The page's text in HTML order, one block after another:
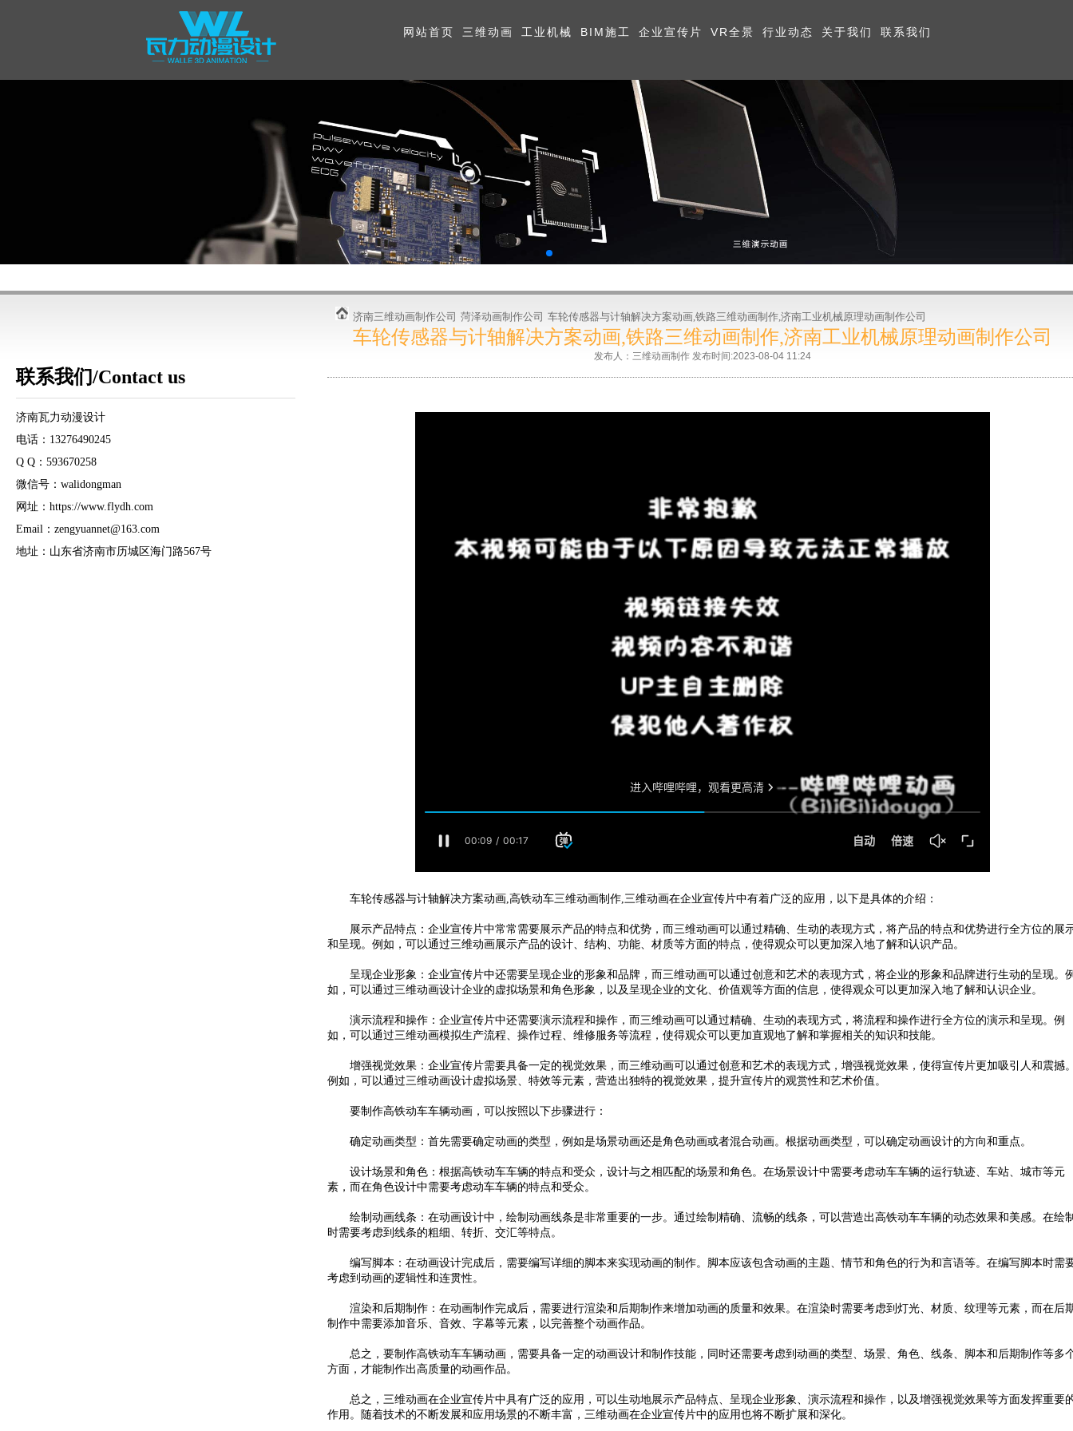
网站首页 三维动画 工业机械 BIM施工 企业宣传片 VR全景 行业动态 关于我们 联系我们
联系我们/Contact us
济南瓦力动漫设计
电话：13276490245
Q Q：593670258
微信号：walidongman
网址：https://www.flydh.com
Email：zengyuannet@163.com
地址：山东省济南市历城区海门路567号
济南三维动画制作公司 菏泽动画制作公司 车轮传感器与计轴解决方案动画,铁路三维动画制作,济南工业机械原理动画制作公司
车轮传感器与计轴解决方案动画,铁路三维动画制作,济南工业机械原理动画制作公司
发布人：三维动画制作 发布时间:2023-08-04 11:24
车轮传感器与计轴解决方案动画,高铁动车三维动画制作,三维动画在企业宣传片中有着广泛的应用，以下是具体的介绍：
展示产品特点：企业宣传片中常常需要展示产品的特点和优势，而三维动画可以通过精确、生动的表现方式，将产品的特点和优势进行全方位的展
和呈现。例如，可以通过三维动画展示产品的设计、结构、功能、材质等方面的特点，使得观众可以更加深入地了解和认识产品。
呈现企业形象：企业宣传片中还需要呈现企业的形象和品牌，而三维动画可以通过创意和艺术的表现方式，将企业的形象和品牌进行生动的呈现。
如，可以通过三维动画设计企业的虚拟场景和角色形象，以及呈现企业的文化、价值观等方面的信息，使得观众可以更加深入地了解和认识企业。
演示流程和操作：企业宣传片中还需要演示流程和操作，而三维动画可以通过精确、生动的表现方式，将流程和操作进行全方位的演示和呈现。例
如，可以通过三维动画模拟生产流程、操作过程、维修服务等流程，使得观众可以更加直观地了解和掌握相关的知识和技能。
增强视觉效果：企业宣传片需要具备一定的视觉效果，而三维动画可以通过创意和艺术的表现方式，增强视觉效果，使得宣传片更加吸引人和震撼
例如，可以通过三维动画设计虚拟场景、特效等元素，营造出独特的视觉效果，提升宣传片的观赏性和艺术价值。
要制作高铁动车车辆动画，可以按照以下步骤进行：
确定动画类型：首先需要确定动画的类型，例如是场景动画还是角色动画或者混合动画。根据动画类型，可以确定动画设计的方向和重点。
设计场景和角色：根据高铁动车车辆的特点和受众，设计与之相匹配的场景和角色。在场景设计中需要考虑动车车辆的运行轨迹、车站、城市等元
素，而在角色设计中需要考虑动车车辆的特点和受众。
绘制动画线条：在动画设计中，绘制动画线条是非常重要的一步。通过绘制精确、流畅的线条，可以营造出高铁动车车辆的动态效果和美感。在绘
时需要考虑到线条的粗细、转折、交汇等特点。
编写脚本：在动画设计完成后，需要编写详细的脚本来实现动画的制作。脚本应该包含动画的主题、情节和角色的行为和言语等。在编写脚本时需
考虑到动画的逻辑性和连贯性。
渲染和后期制作：在动画制作完成后，需要进行渲染和后期制作来增加动画的质量和效果。在渲染时需要考虑到灯光、材质、纹理等元素，而在后
制作中需要添加音乐、音效、字幕等元素，以完善整个动画作品。
总之，要制作高铁动车车辆动画，需要具备一定的动画设计和制作技能，同时还需要考虑到动画的类型、场景、角色、线条、脚本和后期制作等多
方面，才能制作出高质量的动画作品。
总之，三维动画在企业宣传片中具有广泛的应用，可以生动地展示产品特点、呈现企业形象、演示流程和操作，以及增强视觉效果等方面发挥重要
作用。随着技术的不断发展和应用场景的不断丰富，三维动画在企业宣传片中的应用也将不断扩展和深化。